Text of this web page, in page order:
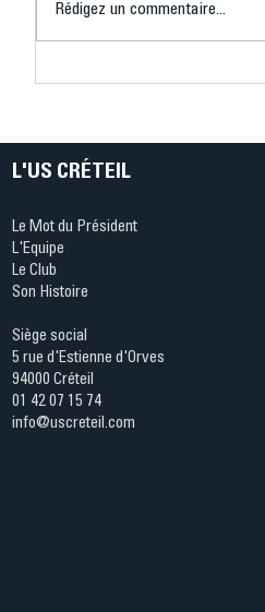
Rédigez un commentaire...
L'US CRÉTEIL
Le Mot du Président
L'Equipe
Le Club
Son Histoire
Siège social
5 rue d'Estienne d'Orves
94000 Créteil
01 42 07 15 74
info@uscreteil.com